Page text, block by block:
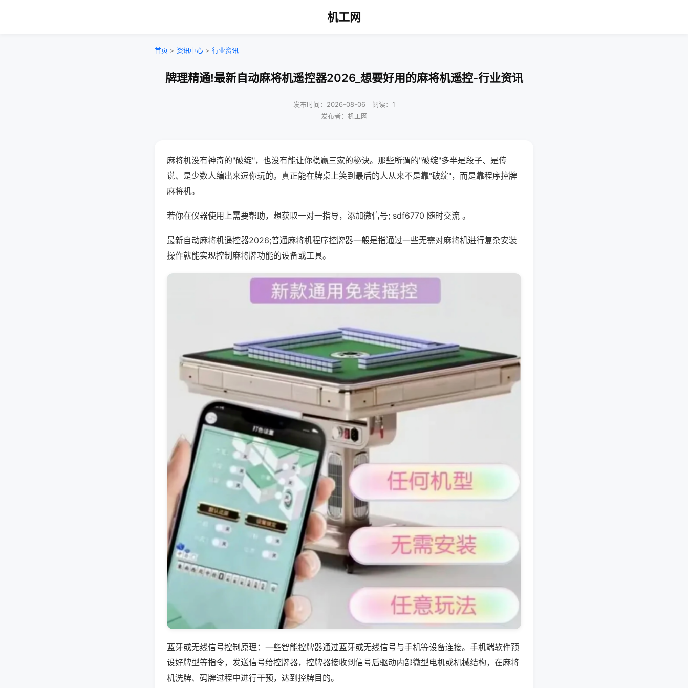
机工网
首页 > 资讯中心 > 行业资讯
牌理精通!最新自动麻将机遥控器2026_想要好用的麻将机遥控-行业资讯
发布时间：2026-08-06｜阅读：1
发布者：机工网
麻将机没有神奇的"破绽"，也没有能让你稳赢三家的秘诀。那些所谓的"破绽"多半是段子、是传
说、是少数人编出来逗你玩的。真正能在牌桌上笑到最后的人从来不是靠"破绽"，而是靠程序控牌
麻将机。
若你在仪器使用上需要帮助，想获取一对一指导，添加微信号; sdf6770 随时交流 。
最新自动麻将机遥控器2026;普通麻将机程序控牌器一般是指通过一些无需对麻将机进行复杂安装
操作就能实现控制麻将牌功能的设备或工具。
蓝牙或无线信号控制原理：一些智能控牌器通过蓝牙或无线信号与手机等设备连接。手机端软件预
设好牌型等指令，发送信号给控牌器，控牌器接收到信号后驱动内部微型电机或机械结构，在麻将
机洗牌、码牌过程中进行干预，达到控牌目的。